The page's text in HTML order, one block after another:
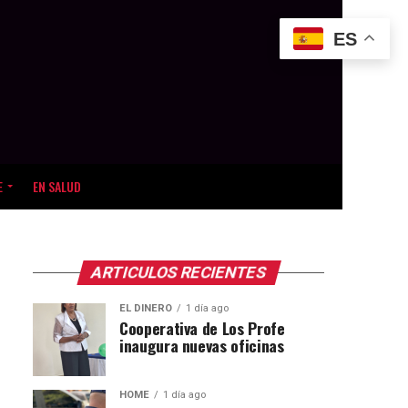
EN SALUD
ARTICULOS RECIENTES
EL DINERO 1 día ago
Cooperativa de Los Profe
inaugura nuevas oficinas
HOME 1 día ago
ES